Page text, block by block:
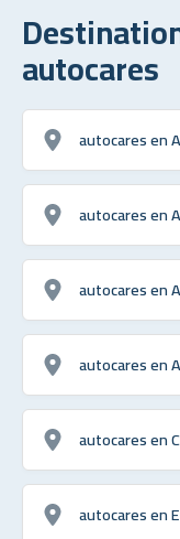
autocares
autocares en
autocares en
autocares en
autocares en
autocares en
autocares en